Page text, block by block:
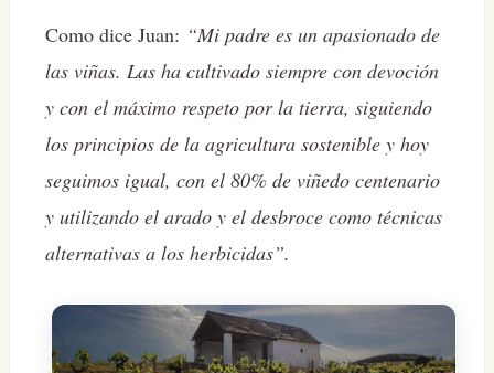
Como dice Juan: “Mi padre es un apasionado de
las viñas. Las ha cultivado siempre con devoción
y con el máximo respeto por la tierra, siguiendo
los principios de la agricultura sostenible y hoy
seguimos igual, con el 80% de viñedo centenario
y utilizando el arado y el desbroce como técnicas
alternativas a los herbicidas”.